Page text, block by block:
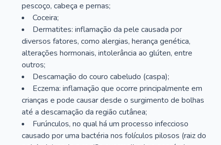
pescoço, cabeça e pernas;
Coceira;
Dermatites: inflamação da pele causada por
diversos fatores, como alergias, herança genética,
alterações hormonais, intolerância ao glúten, entre
outros;
Descamação do couro cabeludo (caspa);
Eczema: inflamação que ocorre principalmente em
crianças e pode causar desde o surgimento de bolhas
até a descamação da região cutânea;
Furúnculos, no qual há um processo infeccioso
causado por uma bactéria nos folículos pilosos (raiz do